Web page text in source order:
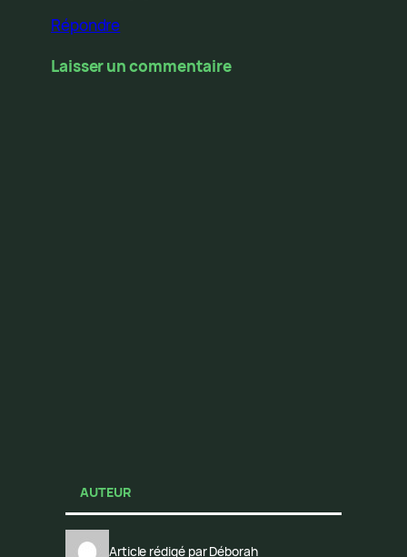
Répondre
Laisser un commentaire
AUTEUR
Article rédigé par Déborah